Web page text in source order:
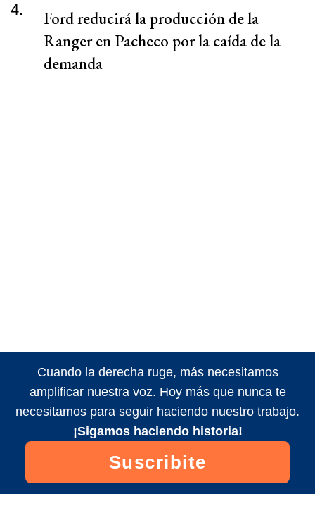
4.
Ford reducirá la producción de la
Ranger en Pacheco por la caída de la
demanda
Cuando la derecha ruge, más necesitamos
amplificar nuestra voz. Hoy más que nunca te
necesitamos para seguir haciendo nuestro trabajo.
¡Sigamos haciendo historia!
Suscribite